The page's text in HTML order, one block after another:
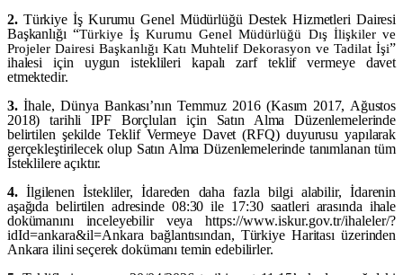
2. Türkiye İş Kurumu Genel Müdürlüğü Destek Hizmetleri Dairesi
Başkanlığı “Türkiye İş Kurumu Genel Müdürlüğü Dış İlişkiler ve
Projeler Dairesi Başkanlığı Katı Muhtelif Dekorasyon ve Tadilat İşi”
ihalesi için uygun isteklileri kapalı zarf teklif vermeye davet
etmektedir.
3.İhale, Dünya Bankası’nın Temmuz 2016 (Kasım 2017, Ağustos
2018) tarihli IPF Borçluları için Satın Alma Düzenlemelerinde
belirtilen şekilde Teklif Vermeye Davet (RFQ) duyurusu yapılarak
gerçekleştirilecek olup Satın Alma Düzenlemelerinde tanımlanan tüm
İsteklilere açıktır.
4.İlgilenen İstekliler, İdareden daha fazla bilgi alabilir, İdarenin
aşağıda belirtilen adresinde 08:30 ile 17:30 saatleri arasında ihale
dokümanını inceleyebilir veya https://www.iskur.gov.tr/ihaleler/?
idId=ankara&il=Ankarabağlantısından, Türkiye Haritası üzerinden
Ankara ilini seçerek dokümanı temin edebilirler.